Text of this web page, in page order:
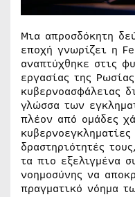
Μια απροσδόκητη
εποχή γνωρίζει η
αναπτύχθηκε στις
εργασίας της
κυβερνοασφάλειας
γλώσσα των
πλέον από ομάδες
δραστηριότητές
τα πιο εξελιγμένα
νοημοσύνης να
πραγματικό νόημα